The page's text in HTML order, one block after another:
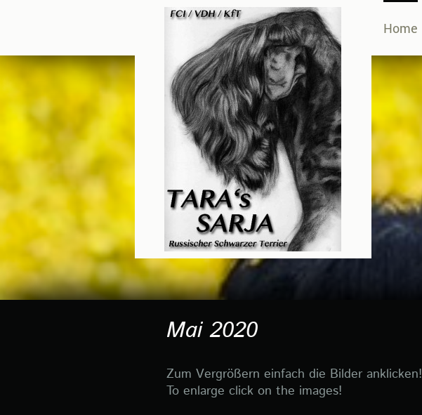
Home
Mai 2020
Zum Vergrößern einfach die Bilder anklicken!
To enlarge click on the images!